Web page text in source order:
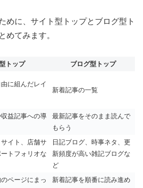
めに、サイト型トップとブログ型ト
めてみます。
トップ
ブログ型トップ
に組んだレイ
新着記事の一覧
益記事への導
最新記事をそのまま読んで
もらう
イト、店舗サ
トフォリオな
日記ブログ、時事ネタ、更
新頻度が高い雑記ブログな
ど
ページにまっ
新着記事を順番に読み進め